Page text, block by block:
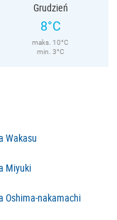
Grudzień
8°C
maks. 10°C
min. 3°C
Wakasu
Miyuki
Oshima-nakamachi